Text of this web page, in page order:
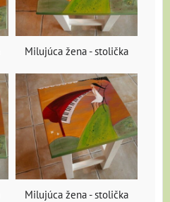
Milujúca žena - stolička
Milujúca žena - stolička